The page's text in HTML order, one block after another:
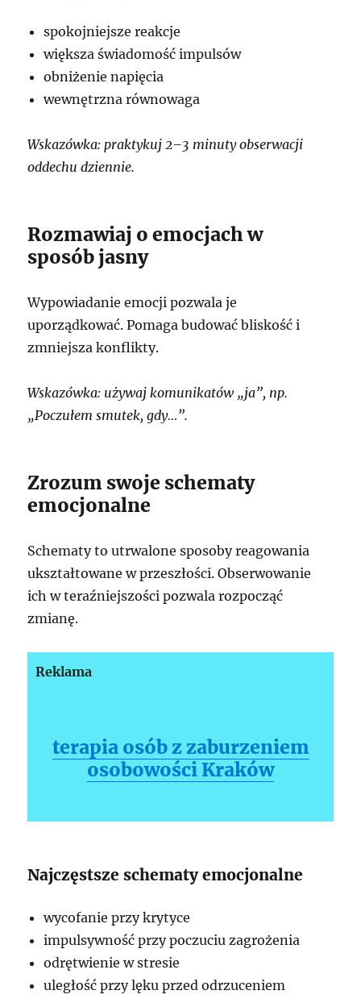
spokojniejsze reakcje
większa świadomość impulsów
obniżenie napięcia
wewnętrzna równowaga
Wskazówka: praktykuj 2–3 minuty obserwacji
oddechu dziennie.
Rozmawiaj o emocjach w
sposób jasny
Wypowiadanie emocji pozwala je
uporządkować. Pomaga budować bliskość i
zmniejsza konflikty.
Wskazówka: używaj komunikatów „ja”, np.
„Poczułem smutek, gdy…”.
Zrozum swoje schematy
emocjonalne
Schematy to utrwalone sposoby reagowania
ukształtowane w przeszłości. Obserwowanie
ich w teraźniejszości pozwala rozpocząć
zmianę.
Reklama
terapia osób z zaburzeniem
osobowości Kraków
Najczęstsze schematy emocjonalne
wycofanie przy krytyce
impulsywność przy poczuciu zagrożenia
odrętwienie w stresie
uległość przy lęku przed odrzuceniem